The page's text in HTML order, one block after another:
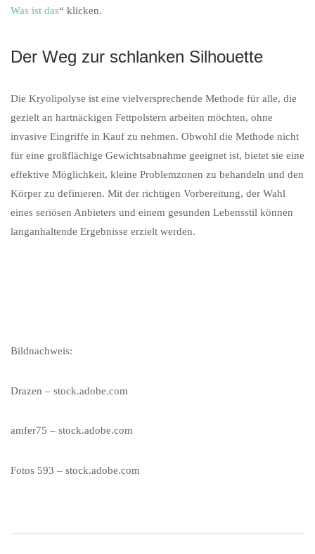
Was ist das“ klicken.
Der Weg zur schlanken Silhouette
Die Kryolipolyse ist eine vielversprechende Methode für alle, die
gezielt an hartnäckigen Fettpolstern arbeiten möchten, ohne
invasive Eingriffe in Kauf zu nehmen. Obwohl die Methode nicht
für eine großflächige Gewichtsabnahme geeignet ist, bietet sie eine
effektive Möglichkeit, kleine Problemzonen zu behandeln und den
Körper zu definieren. Mit der richtigen Vorbereitung, der Wahl
eines seriösen Anbieters und einem gesunden Lebensstil können
langanhaltende Ergebnisse erzielt werden.
Bildnachweis:
Drazen – stock.adobe.com
amfer75 – stock.adobe.com
Fotos 593 – stock.adobe.com